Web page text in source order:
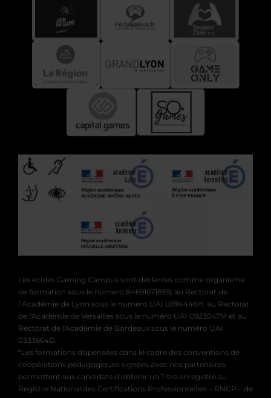
Les écoles Gaming Campus sont déclarées comme organisme
de formation sous le numéro 84691671869, au Rectorat de
l’Académie de Lyon sous le numéro UAI 0694446H, au Rectorat
de l'Académie de Versailles sous le numéro UAI 0923047M et au
Rectorat de l'Académie de Bordeaux sous le numéro UAI
0333664D.
*Les formations dispensées dans le cadre des conventions de
coopérations pédagogiques signées avec nos partenaires
permettent aux candidats d’obtenir un Titre enregistré au
Registre National des Certifications Professionnelles – RNCP – de